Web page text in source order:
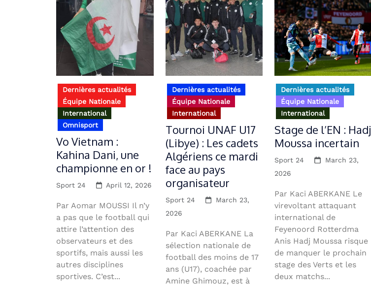
Dernières actualités
Équipe Nationale
International
Omnisport
Vo Vietnam :
Kahina Dani, une
championne en or !
Sport 24 April 12, 2026
Par Aomar MOUSSI Il n’y
a pas que le football qui
attire l’attention des
observateurs et des
sportifs, mais aussi les
autres disciplines
sportives. C’est...
Dernières actualités
Équipe Nationale
International
Tournoi UNAF U17
(Libye) : Les cadets
Algériens ce mardi
face au pays
organisateur
Sport 24
March 23,
2026
Par Kaci ABERKANE La
sélection nationale de
football des moins de 17
ans (U17), coachée par
Amine Ghimouz, est à
Dernières actualités
Équipe Nationale
International
Stage de l’EN : Hadj
Moussa incertain
Sport 24
March 23,
2026
Par Kaci ABERKANE Le
virevoltant attaquant
international de
Feyenoord Rotterdma
Anis Hadj Moussa risque
de manquer le prochain
stage des Verts et les
deux matchs...